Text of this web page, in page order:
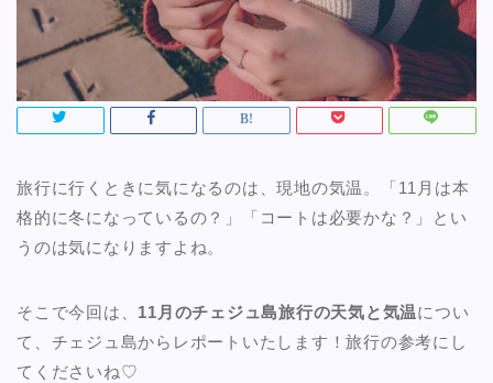
旅行に行くときに気になるのは、現地の気温。「11月は本
格的に冬になっているの？」「コートは必要かな？」とい
うのは気になりますよね。
そこで今回は、 11月のチェジュ島旅行の天気と気温につい
て、チェジュ島からレポートいたします！旅行の参考にし
てくださいね♡